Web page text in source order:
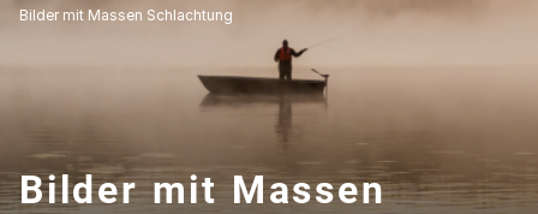
Bilder mit Massen Schlachtung
Bilder mit Massen